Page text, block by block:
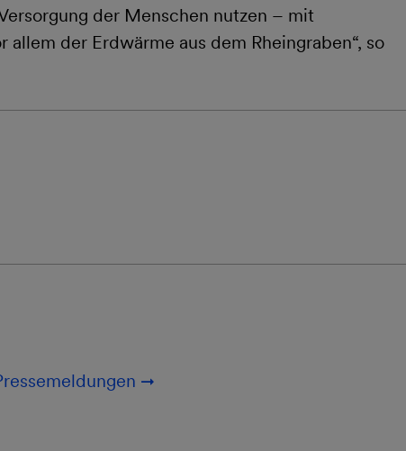
der Menschen nutzen – mit
der Erdwärme aus dem Rheingraben“, so